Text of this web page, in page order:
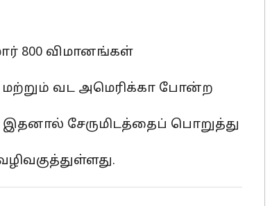
800 விமானங்கள்
மற்றும் வட அமெரிக்கா போன்ற
சேருமிடத்தைப் பொறுத்து